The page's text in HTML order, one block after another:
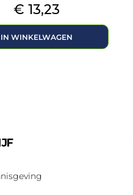
Prijs
€ 13,23
IN WINKELWAGEN